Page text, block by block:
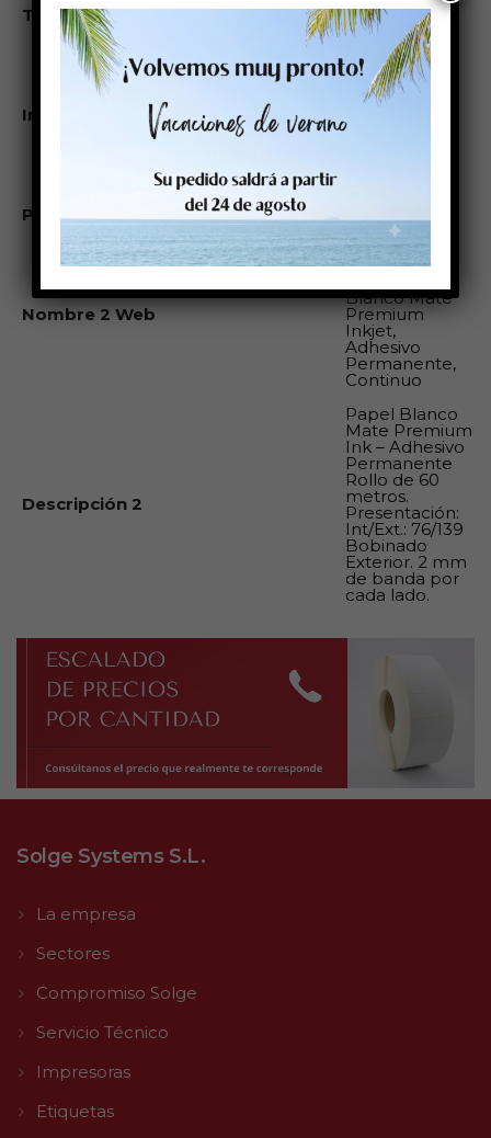
Trepado cada etiquetas
0
Impresoras compatibles
Éste rollo es
compatible
con: Cab:
Epson
Sato: Primera:
Plazo aprovisionamiento
Nombre 2 Web
Rollo de
Etiquetas
Blanco Mate
Premium
Inkjet,
Adhesivo
Permanente,
Continuo
Descripción 2
Papel Blanco
Mate Premium
Ink – Adhesivo
Permanente
Rollo de 60
metros.
Presentación:
Int/Ext.: 76/139
Bobinado
Exterior. 2 mm
de banda por
cada lado.
Solge Systems S.L.
La empresa
Sectores
Compromiso Solge
Servicio Técnico
Impresoras
Etiquetas